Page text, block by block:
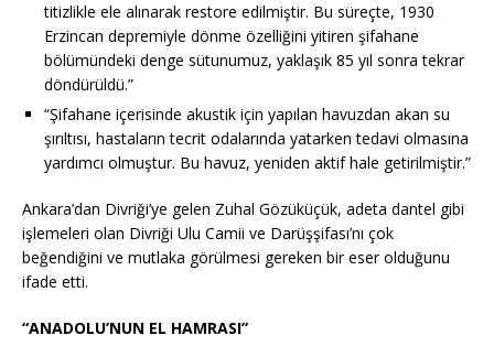
titizlikle ele alınarak restore edilmiştir. Bu süreçte, 1930
Erzincan depremiyle dönme özelliğini yitiren şifahane
bölümündeki denge sütunumuz, yaklaşık 85 yıl sonra tekrar
döndürüldü.”
“Şifahane içerisinde akustik için yapılan havuzdan akan su
şırıltısı, hastaların tecrit odalarında yatarken tedavi olmasına
yardımcı olmuştur. Bu havuz, yeniden aktif hale getirilmiştir.”
Ankara’dan Divriği’ye gelen Zuhal Gözüküçük, adeta dantel gibi
işlemeleri olan Divriği Ulu Camii ve Darüşşifası’nı çok
beğendiğini ve mutlaka görülmesi gereken bir eser olduğunu
ifade etti.
“ANADOLU’NUN EL HAMRASI”